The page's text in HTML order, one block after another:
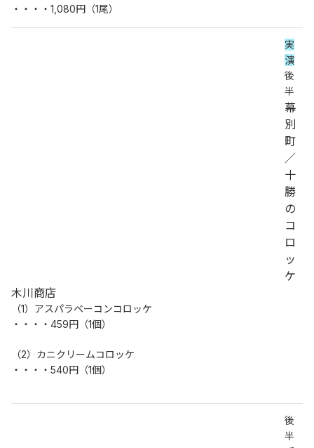
・・・・1,080円（1尾）
実
演
後
半
幕
別
町
／
十
勝
の
コ
ロ
ッ
ケ
木川商店
（1）アスパラベーコンコロッケ
・・・・459円（1個）
（2）カニクリームコロッケ
・・・・540円（1個）
後
半